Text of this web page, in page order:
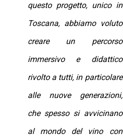
questo progetto, unico in
Toscana, abbiamo voluto
creare un percorso
immersivo e didattico
rivolto a tutti, in particolare
alle nuove generazioni,
che spesso si avvicinano
al mondo del vino con